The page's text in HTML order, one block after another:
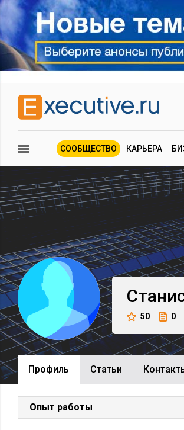
СООБЩЕСТВО КАРЬЕРА
50 0
Профиль Cтатьи
Опыт работы